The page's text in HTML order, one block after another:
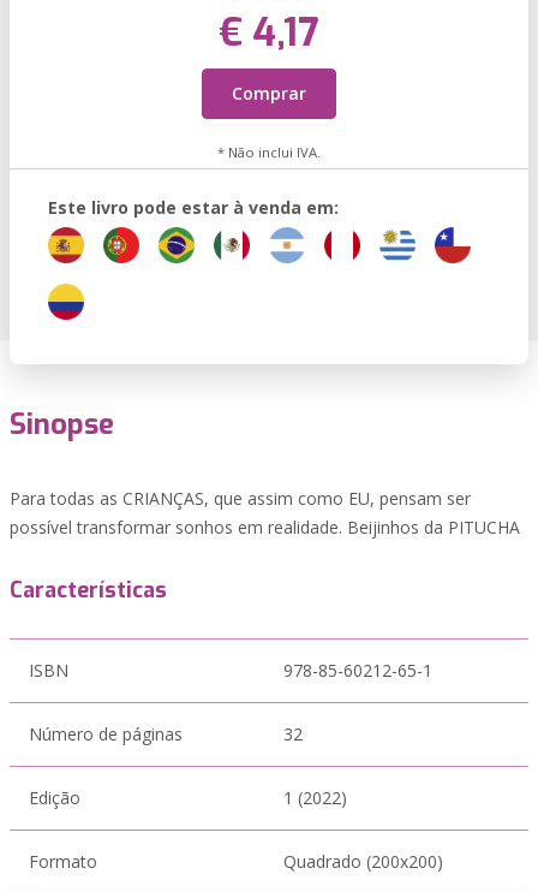
€ 4,17
Comprar
* Não inclui IVA.
Este livro pode estar à venda em:
Sinopse
Para todas as CRIANÇAS, que assim como EU, pensam ser
possível transformar sonhos em realidade. Beijinhos da PITUCHA
Características
ISBN 978-85-60212-65-1
Número de páginas 32
Edição 1 (2022)
Formato Quadrado (200x200)